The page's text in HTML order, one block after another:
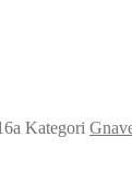
Kategori